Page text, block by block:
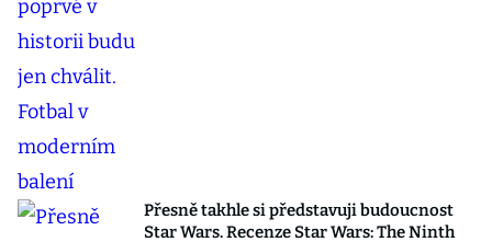
Přesně takhle si představuji budoucnost
Star Wars. Recenze Star Wars: The Ninth